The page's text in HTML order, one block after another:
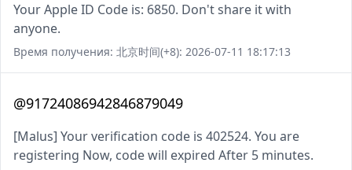
Your Apple ID Code is: 6850. Don't share it with
anyone.
Время получения: 北京时间(+8): 2026-07-11 18:17:13
@91724086942846879049
[Malus] Your verification code is 402524. You are
registering Now, code will expired After 5 minutes.